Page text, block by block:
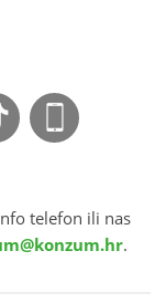
telefon ili nas
.